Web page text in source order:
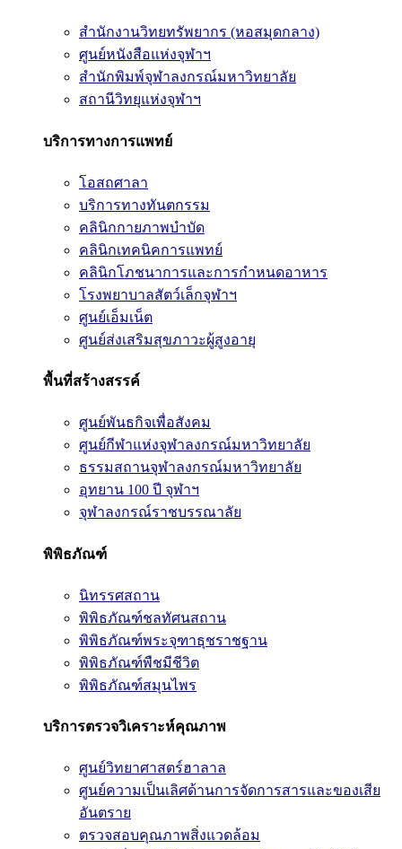
สำนักงานวิทยทรัพยากร (หอสมุดกลาง)
ศูนย์หนังสือแห่งจุฬาฯ
สำนักพิมพ์จุฬาลงกรณ์มหาวิทยาลัย
สถานีวิทยุแห่งจุฬาฯ
บริการทางการแพทย์
โอสถศาลา
บริการทางทันตกรรม
คลินิกกายภาพบำบัด
คลินิกเทคนิคการแพทย์
คลินิกโภชนาการและการกำหนดอาหาร
โรงพยาบาลสัตว์เล็กจุฬาฯ
ศูนย์เอ็มเน็ต
ศูนย์ส่งเสริมสุขภาวะผู้สูงอายุ
พื้นที่สร้างสรรค์
ศูนย์พันธกิจเพื่อสังคม
ศูนย์กีฬาแห่งจุฬาลงกรณ์มหาวิทยาลัย
ธรรมสถานจุฬาลงกรณ์มหาวิทยาลัย
อุทยาน 100 ปี จุฬาฯ
จุฬาลงกรณ์ราชบรรณาลัย
พิพิธภัณฑ์
นิทรรศสถาน
พิพิธภัณฑ์ชลทัศนสถาน
พิพิธภัณฑ์พระจุฑาธุชราชฐาน
พิพิธภัณฑ์พืชมีชีวิต
พิพิธภัณฑ์สมุนไพร
บริการตรวจวิเคราะห์คุณภาพ
ศูนย์วิทยาศาสตร์ฮาลาล
ศูนย์ความเป็นเลิศด้านการจัดการสารและของเสีย
อันตราย
ตรวจสอบคุณภาพสิ่งแวดล้อม